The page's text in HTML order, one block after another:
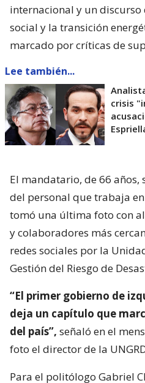
internacional y un
social y la transición
marcado por críticas de
Lee también...
crisis
El mandatario, de 66 años,
del personal que trabaja
tomó una última foto con
y colaboradores más
redes sociales por la
Gestión del Riesgo de
“El primer gobierno de
deja un capítulo que
del país”, señaló en el
foto el director de la
Para el politólogo Gabriel